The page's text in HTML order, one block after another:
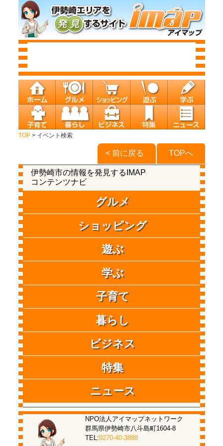
TOP> イベント検索
TOPへ
< 前に戻る
伊勢崎市の情報を発見するIMAP
コンテンツナビ
グルメ
ショッピング
遊ぶ
学ぶ
子育て
暮らし
ビジネス
特集
ニュース
NPO法人アイマップネットワーク
群馬県伊勢崎市八斗島町1604-8
TEL:0270-40-3888